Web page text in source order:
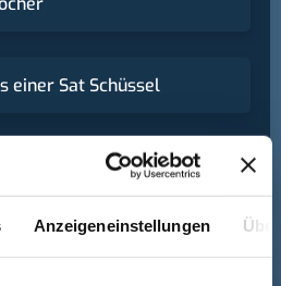
Anzeigeneinstellungen
einer Sat Schüssel